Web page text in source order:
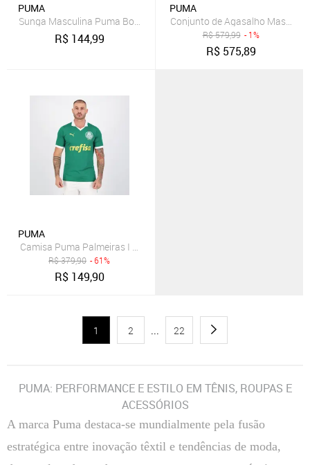
PUMA
R$ 144,99
PUMA
Conjunto de Agasalho
R$579,99 - 1%
R$ 575,89
PUMA
Camisa Puma Palmeiras I 2024
R$379,90 - 61%
R$ 149,90
1 2 ... 22
PUMA: PERFORMANCE E ESTILO EM TÊNIS, ROUPAS E
ACESSÓRIOS
A marca Puma destaca-se mundialmente pela fusão
estratégica entre inovação têxtil e tendências de moda,